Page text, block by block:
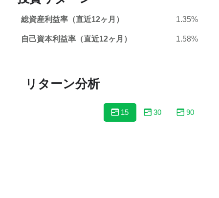
総資産利益率（直近12ヶ月） 1.35%
自己資本利益率（直近12ヶ月） 1.58%
リターン分析
15 30 90